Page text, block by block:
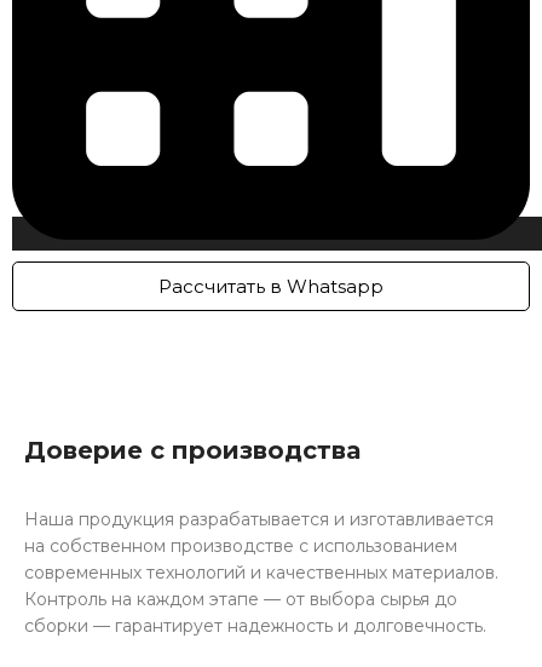
Рассчитать в Whatsapp
Доверие с производства
Наша продукция разрабатывается и изготавливается
на собственном производстве с использованием
современных технологий и качественных материалов.
Контроль на каждом этапе — от выбора сырья до
сборки — гарантирует надежность и долговечность.